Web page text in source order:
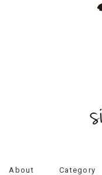
About Category